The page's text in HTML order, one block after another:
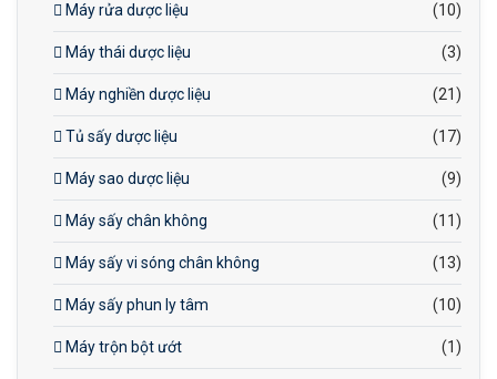
Máy rửa dược liệu (10)
Máy thái dược liệu (3)
Máy nghiền dược liệu (21)
Tủ sấy dược liệu (17)
Máy sao dược liệu (9)
Máy sấy chân không (11)
Máy sấy vi sóng chân không (13)
Máy sấy phun ly tâm (10)
Máy trộn bột ướt (1)